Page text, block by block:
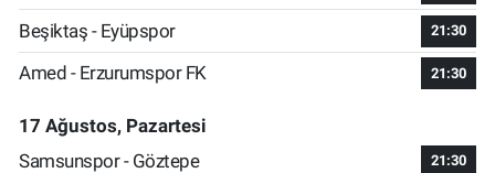
Beşiktaş - Eyüpspor 21:30
Amed - Erzurumspor FK 21:30
17 Ağustos, Pazartesi
Samsunspor - Göztepe
21:30